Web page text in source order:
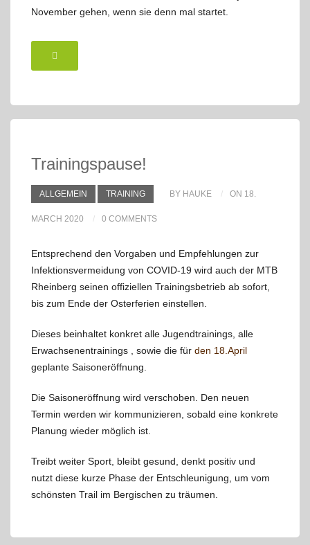
November gehen, wenn sie denn mal startet.
Trainingspause!
ALLGEMEIN TRAINING BY HAUKE ON 18.
MARCH 2020 0 COMMENTS
Entsprechend den Vorgaben und Empfehlungen zur
Infektionsvermeidung von COVID-19 wird auch der MTB
Rheinberg seinen offiziellen Trainingsbetrieb ab sofort,
bis zum Ende der Osterferien einstellen.
Dieses beinhaltet konkret alle Jugendtrainings, alle
Erwachsenentrainings , sowie die für den 18.April
geplante Saisoneröffnung.
Die Saisoneröffnung wird verschoben. Den neuen
Termin werden wir kommunizieren, sobald eine konkrete
Planung wieder möglich ist.
Treibt weiter Sport, bleibt gesund, denkt positiv und
nutzt diese kurze Phase der Entschleunigung, um vom
schönsten Trail im Bergischen zu träumen.